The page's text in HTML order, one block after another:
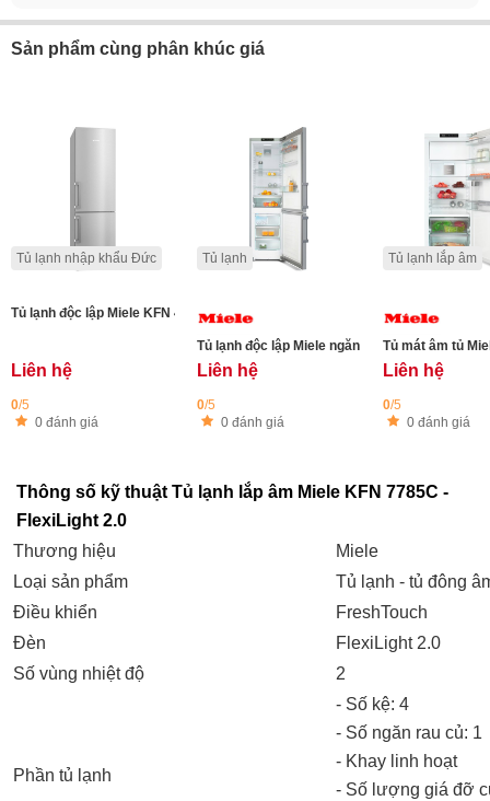
Sản phẩm cùng phân khúc giá
Tủ lạnh nhập khẩu Đức
Tủ lạnh độc lập Miele KFN 4797 CD Edelstahl - 362 lít- màu inox bạc
Liên hệ
0/5
0 đánh giá
Tủ lạnh
Tủ lạnh độc lập Miele ngăn đá dưới KFN 4799
Liên hệ
0/5
0 đánh giá
Tủ lạnh lắp âm
Tủ mát âm tủ
Liên hệ
0/5
0 đánh giá
Thông số kỹ thuật Tủ lạnh lắp âm Miele KFN 7785C -
FlexiLight 2.0
Thương hiệu
Miele
Loại sản phẩm
Tủ lạnh - tủ đông
Điều khiển
FreshTouch
Đèn
FlexiLight 2.0
Số vùng nhiệt độ
2
Phần tủ lạnh
- Số kệ: 4
- Số ngăn rau củ: 1
- Khay linh hoạt
- Số lượng giá đỡ